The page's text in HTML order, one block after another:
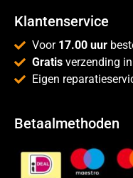
Klantenservice
Voor 17.00 uur
Gratis verzending
Eigen
Betaalmethoden